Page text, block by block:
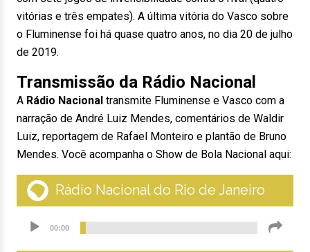
vitórias e três empates). A última vitória do Vasco sobre
o Fluminense foi há quase quatro anos, no dia 20 de julho
de 2019.
Transmissão da Rádio Nacional
A Rádio Nacional transmite Fluminense e Vasco com a
narração de André Luiz Mendes, comentários de Waldir
Luiz, reportagem de Rafael Monteiro e plantão de Bruno
Mendes. Você acompanha o Show de Bola Nacional aqui: